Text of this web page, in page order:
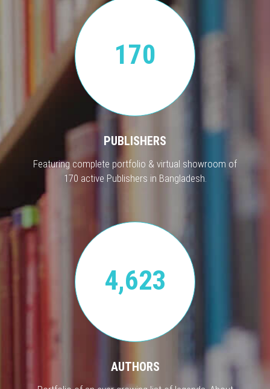
170
PUBLISHERS
Featuring complete portfolio & virtual showroom of
170 active Publishers in Bangladesh.
4,623
AUTHORS